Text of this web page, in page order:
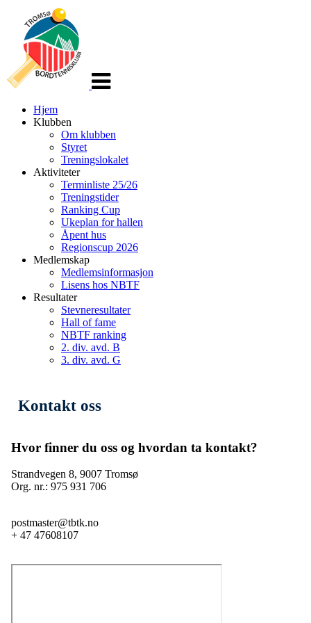
Hjem
Klubben
Om klubben
Styret
Treningslokalet
Aktiviteter
Terminliste 25/26
Treningstider
Ranking Cup
Ukeplan for hallen
Åpent hus
Regionscup 2026
Medlemskap
Medlemsinformasjon
Lisens hos NBTF
Resultater
Stevneresultater
Hall of fame
NBTF ranking
2. div. avd. B
3. div. avd. G
Kontakt oss
Hvor finner du oss og hvordan ta kontakt?
Strandvegen 8, 9007 Tromsø
Org. nr.: 975 931 706
postmaster@tbtk.no
+ 47 47608107